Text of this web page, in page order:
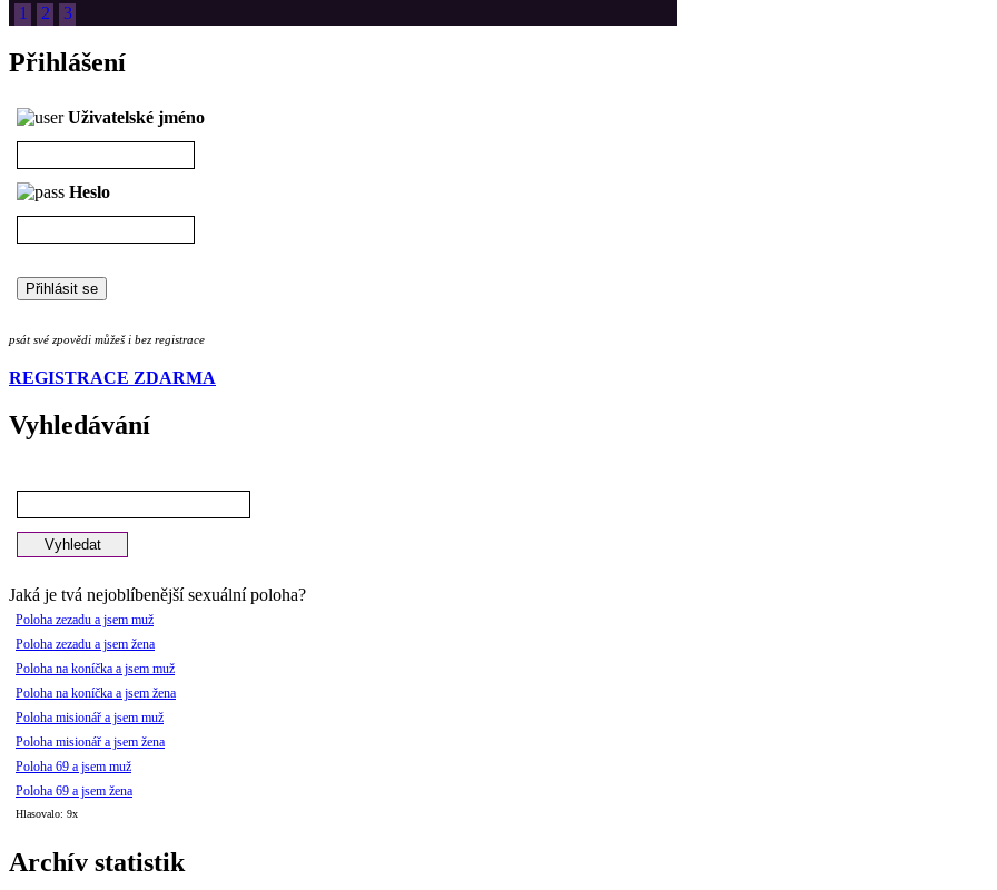
1 2 3
Přihlášení
Uživatelské jméno
Heslo
psát své zpovědi můžeš i bez registrace
REGISTRACE ZDARMA
Vyhledávání
Jaká je tvá nejoblíbenější sexuální poloha?
Poloha zezadu a jsem muž
Poloha zezadu a jsem žena
Poloha na koníčka a jsem muž
Poloha na koníčka a jsem žena
Poloha misionář a jsem muž
Poloha misionář a jsem žena
Poloha 69 a jsem muž
Poloha 69 a jsem žena
Hlasovalo: 9x
Archív statistik